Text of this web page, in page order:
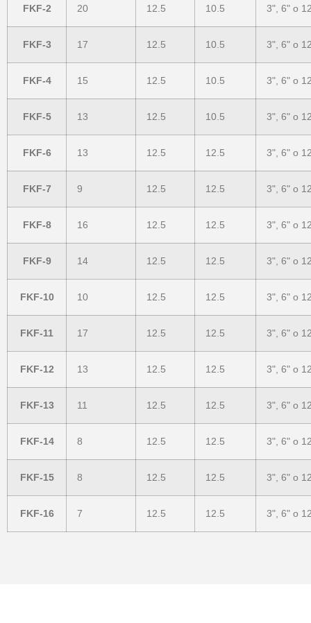
FKF-2 20 12.5 10.5 3", 6" o
FKF-3 17 12.5 10.5 3", 6" o
FKF-4 15 12.5 10.5 3", 6" o
FKF-5 13 12.5 10.5 3", 6" o
FKF-6 13 12.5 12.5 3", 6" o
FKF-7 9 12.5 12.5 3", 6" o
FKF-8 16 12.5 12.5 3", 6" o
FKF-9 14 12.5 12.5 3", 6" o
FKF-10 10 12.5 12.5 3", 6" o
FKF-11 17 12.5 12.5 3", 6" o
FKF-12 13 12.5 12.5 3", 6" o
FKF-13 11 12.5 12.5 3", 6" o
FKF-14 8 12.5 12.5 3", 6" o
FKF-15 8 12.5 12.5 3", 6" o
FKF-16 7 12.5 12.5 3", 6" o